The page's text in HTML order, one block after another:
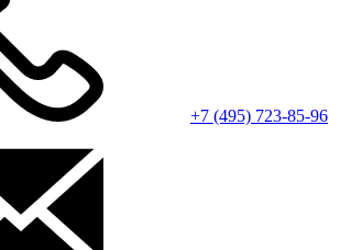
+7 (495) 723-85-96